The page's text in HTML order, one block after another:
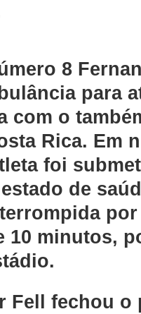
8
para
com o
Rica. Em
foi
de
por
10 minutos,
Fell fechou o